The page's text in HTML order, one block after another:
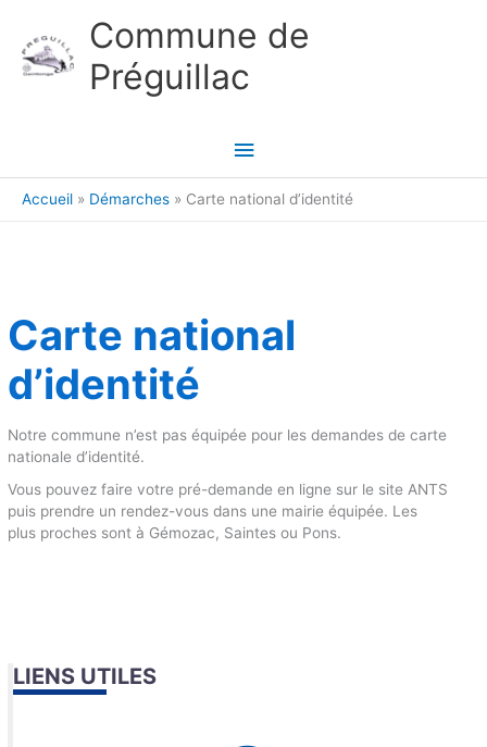
Commune de
Préguillac
Menu
principal
Accueil Démarches Carte national d’identité
Carte national
d’identité
Notre commune n’est pas équipée pour les demandes de carte
nationale d’identité.
Vous pouvez faire votre pré-demande en ligne sur le site ANTS
puis prendre un rendez-vous dans une mairie équipée. Les
plus proches sont à Gémozac, Saintes ou Pons.
LIENS UTILES